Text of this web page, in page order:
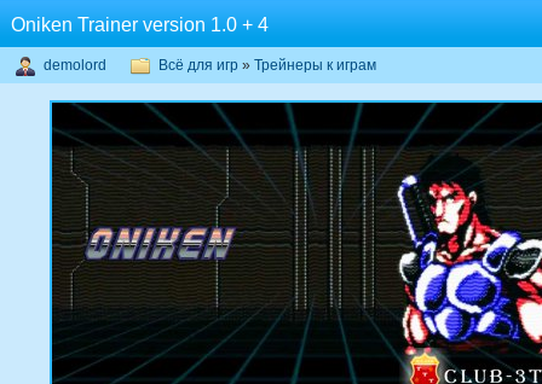
Oniken Trainer version 1.0 + 4
demolord Всё для игр » Трейнеры к играм